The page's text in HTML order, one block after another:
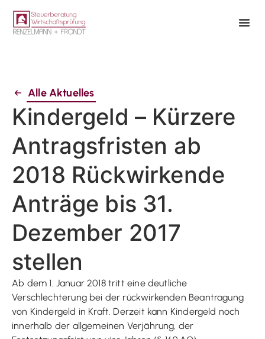
Alle Aktuelles
Kindergeld – Kürzere
Antragsfristen ab
2018 Rückwirkende
Anträge bis 31.
Dezember 2017
stellen
Ab dem 1. Januar 2018 tritt eine deutliche
Verschlechterung bei der rückwirkenden Beantragung
von Kindergeld in Kraft. Derzeit kann Kindergeld noch
innerhalb der allgemeinen Verjährung, der